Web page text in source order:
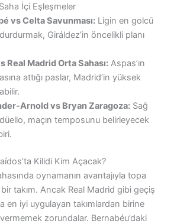
İçi Eşleşmeler
vs Celta Savunması: Ligin en golcü
Giráldez’in öncelikli planı
Real Madrid Orta Sahası: Aspas’ın
attığı paslar, Madrid’in yüksek
Arnold vs Bryan Zaragoza: Sağ
maçın temposunu belirleyecek
Kilidi Kim Açacak?
oynamanın avantajıyla topa
takım. Ancak Real Madrid gibi geçiş
en iyi uygulayan takımlardan birine
zorundalar. Bernabéu’daki